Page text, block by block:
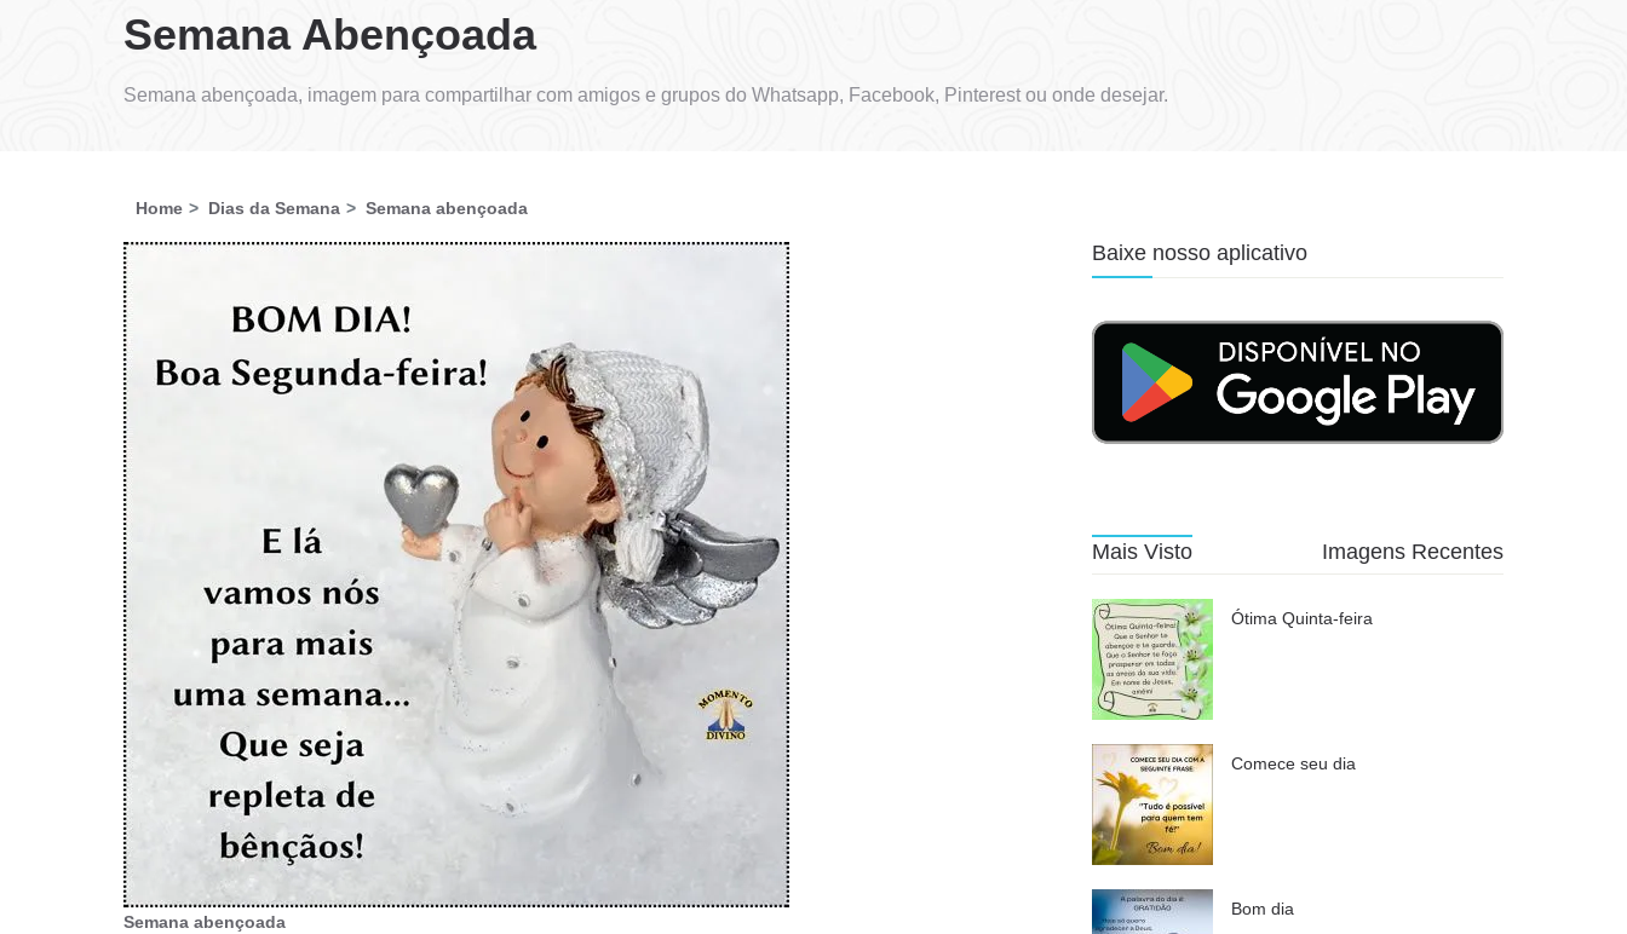
Semana Abençoada
Semana abençoada, imagem para compartilhar com amigos e grupos do Whatsapp, Facebook, Pinterest ou onde desejar.
Home Dias da Semana Semana abençoada
Semana abençoada
Baixe nosso aplicativo
Mais Visto Imagens Recentes
Ótima Quinta-feira
Comece seu dia
Bom dia